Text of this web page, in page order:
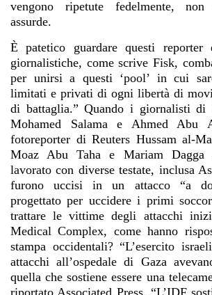
vengono ripetute fedelmente,
assurde.
È patetico guardare questi
giornalistiche, come scrive Fisk,
per unirsi a questi ‘pool’ in cui
limitati e privati di ogni libertà di
di battaglia.” Quando i giornalisti di
Mohamed Salama e Ahmed Abu
fotoreporter di Reuters Hussam al-
Moaz Abu Taha e Mariam
lavorato con diverse testate, inclusa
furono uccisi in un attacco “a
progettato per uccidere i primi
trattare le vittime degli attacchi
Medical Complex, come hanno
stampa occidentali? “L’esercito
attacchi all’ospedale di Gaza
quella che sostiene essere una